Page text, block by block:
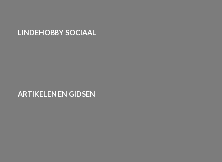
LINDEHOBBY SOCIAAL
ARTIKELEN EN GIDSEN